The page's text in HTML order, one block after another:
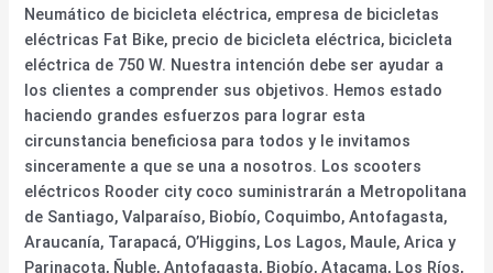
Neumático de bicicleta eléctrica, empresa de bicicletas
eléctricas Fat Bike, precio de bicicleta eléctrica, bicicleta
eléctrica de 750 W. Nuestra intención debe ser ayudar a
los clientes a comprender sus objetivos. Hemos estado
haciendo grandes esfuerzos para lograr esta
circunstancia beneficiosa para todos y le invitamos
sinceramente a que se una a nosotros. Los scooters
eléctricos Rooder city coco suministrarán a Metropolitana
de Santiago, Valparaíso, Biobío, Coquimbo, Antofagasta,
Araucanía, Tarapacá, O’Higgins, Los Lagos, Maule, Arica y
Parinacota, Ñuble, Antofagasta, Biobío, Atacama, Los Ríos,